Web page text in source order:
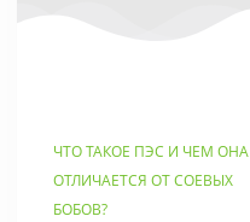
ЧТО ТАКОЕ ПЭС И ЧЕМ ОНА
ОТЛИЧАЕТСЯ ОТ СОЕВЫХ
БОБОВ?